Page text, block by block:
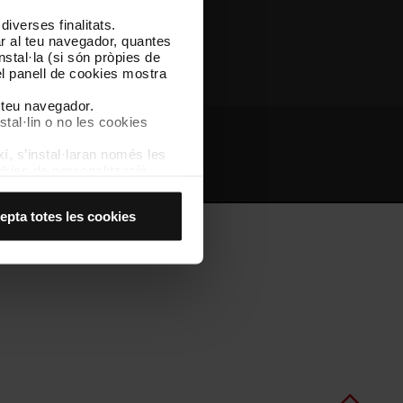
finalitats.
al teu navegador, quantes
(si són pròpies de
panell de cookies mostra
navegador.
o no les cookies
s’instal·laran només les
d’usuari.
totes les cookies
Altres webs de TMB
d'interès Intranet